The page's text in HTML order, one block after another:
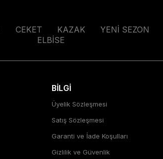
CEKET KAZAK
YENİ SEZON
ELBİSE
BİLGİ
Üyelik Sözleşmesi
Satış Sözleşmesi
Garanti ve İade Koşulları
Gizlilik ve Güvenlik